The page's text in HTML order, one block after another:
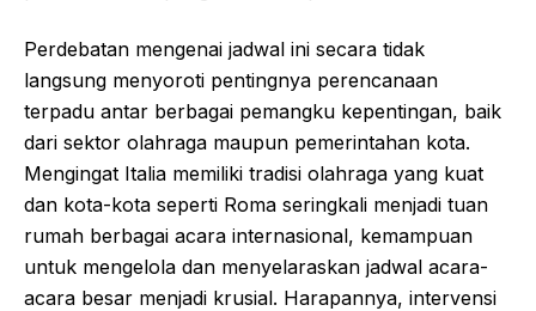
Perdebatan mengenai jadwal ini secara tidak
langsung menyoroti pentingnya perencanaan
terpadu antar berbagai pemangku kepentingan, baik
dari sektor olahraga maupun pemerintahan kota.
Mengingat Italia memiliki tradisi olahraga yang kuat
dan kota-kota seperti Roma seringkali menjadi tuan
rumah berbagai acara internasional, kemampuan
untuk mengelola dan menyelaraskan jadwal acara-
acara besar menjadi krusial. Harapannya, intervensi